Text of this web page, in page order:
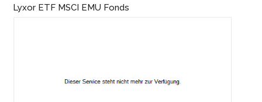
Lyxor ETF MSCI EMU Fonds